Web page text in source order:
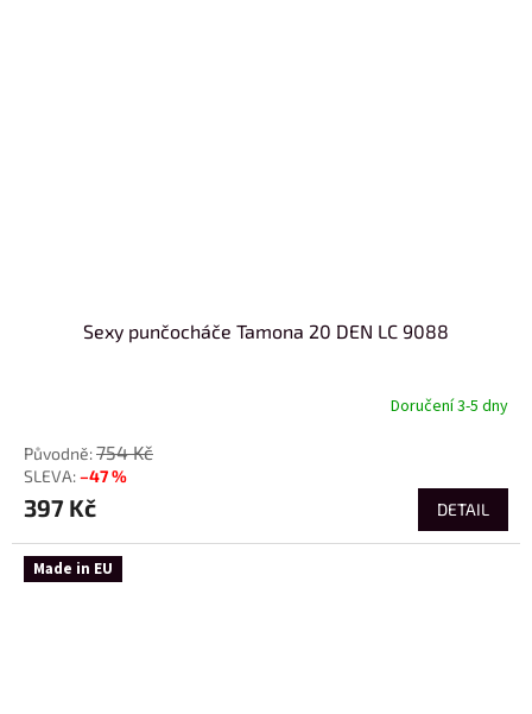
Sexy punčocháče Tamona 20 DEN LC 9088
Doručení 3-5 dny
754 Kč
–47 %
397 Kč DETAIL
Made in EU